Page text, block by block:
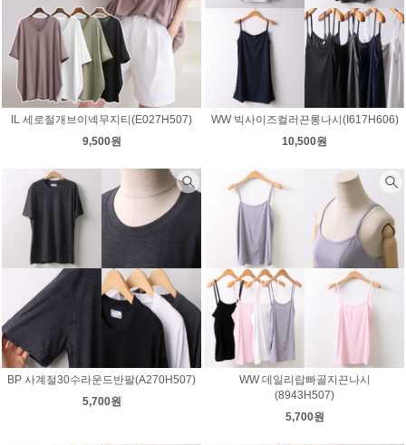
IL 세로절개브이넥무지티(E027H507)
9,500원
WW 빅사이즈컬러끈롱나시(I617H606)
10,500원
BP 사계절30수라운드반팔(A270H507)
5,700원
WW 데일리랍빠골지끈나시
(8943H507)
5,700원